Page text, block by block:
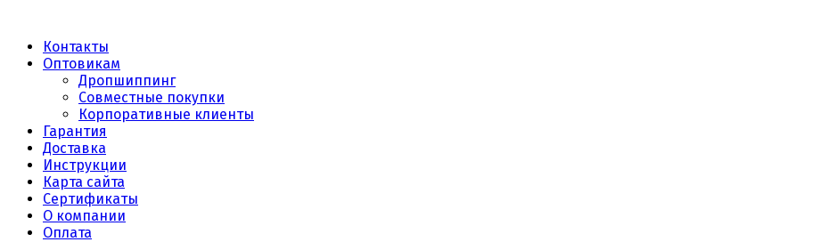
Контакты
Оптовикам
Дропшиппинг
Совместные покупки
Корпоративные клиенты
Гарантия
Доставка
Инструкции
Карта сайта
Сертификаты
О компании
Оплата